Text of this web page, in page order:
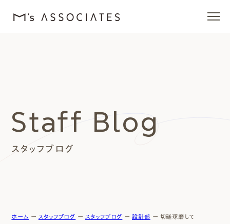
エムズを愛する人たち
施工事例
スタッフブログ
Staff Blog
ホーム ー スタッフブログ ー スタッフブログ ー設計部 ー 切磋琢磨して